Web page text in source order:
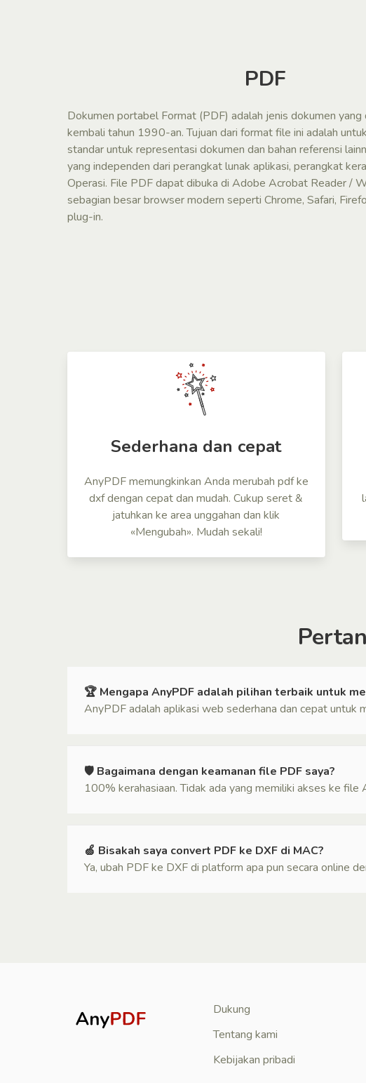
PDF
Dokumen portabel Format (PDF) adalah jenis dokumen
kembali tahun 1990-an. Tujuan dari format file ini adalah
standar untuk representasi dokumen dan bahan referensi
yang independen dari perangkat lunak aplikasi, perangkat
Operasi. File PDF dapat dibuka di Adobe Acrobat Reader /
sebagian besar browser modern seperti Chrome, Safari,
plug-in.
Sederhana dan cepat
AnyPDF memungkinkan Anda merubah pdf ke
dxf dengan cepat dan mudah. Cukup seret &
jatuhkan ke area unggahan dan klik
«Mengubah». Mudah sekali!
🏆 Mengapa AnyPDF adalah pilihan terbaik untuk
AnyPDF adalah aplikasi web sederhana dan cepat untuk
🛡 Bagaimana dengan keamanan file PDF saya?
100% kerahasiaan. Tidak ada yang memiliki akses ke
🍏 Bisakah saya convert PDF ke DXF di MAC?
Ya, ubah PDF ke DXF di platform apa pun secara online
Dukung
Tentang kami
Kebijakan pribadi